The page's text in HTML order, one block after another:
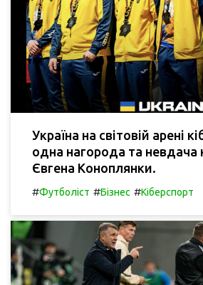
Україна на світовій арені
одна нагорода та невдача
Євгена Коноплянки.
#Футболіст #Бізнес #Кіберспорт